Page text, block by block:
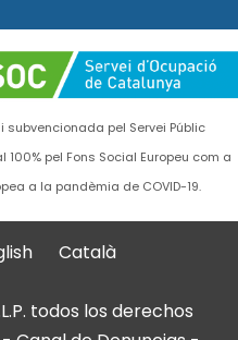
pel Servei Públic
pel Fons Social Europeu com a
a la pandèmia de COVID-19.
Català
todos los derechos